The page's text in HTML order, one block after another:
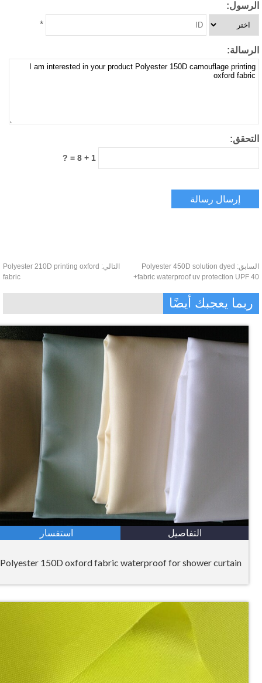
Polyester 450D solution dyed
fabric waterproof uv protection UPF
التالي: Polyester 210D printing oxford
fabric
ربما يعجبك أيضًا
التفاصيل استفسار
Polyester 150D oxford fabric waterproof for shower curtain